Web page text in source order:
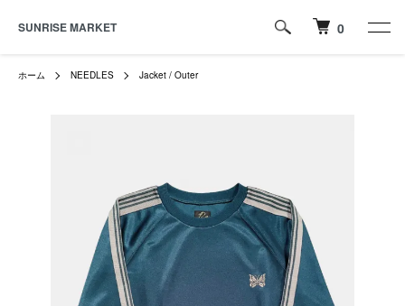
SUNRISE MARKET 0
ホーム NEEDLES Jacket / Outer